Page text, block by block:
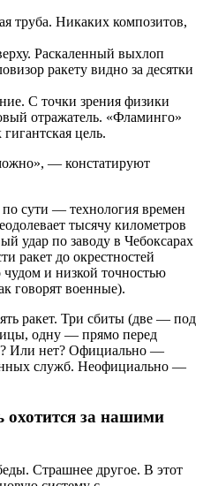
труба. Никаких композитов,
Раскаленный выхлоп
ракету видно за десятки
С точки зрения физики
отражатель. «Фламинго»
цель.
— констатируют
сути — технология времен
тысячу километров
удар по заводу в Чебоксарах
ракет до окрестностей
чудом и низкой точностью
говорят военные).
ракет. Три сбиты (две — под
одну — прямо перед
Или нет? Официально —
служб. Неофициально —
охотится за нашими
Страшнее другое. В этот